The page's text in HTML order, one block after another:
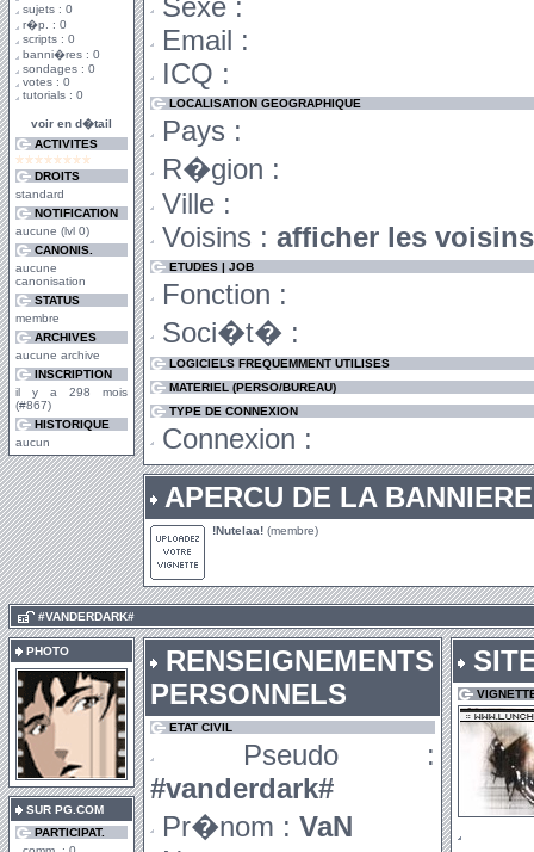
sujets : 0
r�p. : 0
scripts : 0
banni�res : 0
sondages : 0
votes : 0
tutorials : 0
voir en d�tail
ACTIVITES
DROITS
standard
NOTIFICATION
aucune (lvl 0)
CANONIS.
aucune
canonisation
STATUS
membre
ARCHIVES
aucune archive
INSCRIPTION
il y a 298 mois
(#867)
HISTORIQUE
aucun
Sexe :
Email :
ICQ :
LOCALISATION GEOGRAPHIQUE
Pays :
R�gion :
Ville :
Voisins : afficher les
ETUDES | JOB
Fonction :
Soci�t� :
LOGICIELS FREQUEMMENT UTILISES
MATERIEL (PERSO/BUREAU)
TYPE DE CONNEXION
Connexion :
APERCU DE LA
!Nutelaa! (membre)
#VANDERDARK#
PHOTO
SUR PG.COM
PARTICIPAT.
RENSEIGNEMENTS
PERSONNELS
ETAT CIVIL
Pseudo :
#vanderdark#
Pr�nom : VaN